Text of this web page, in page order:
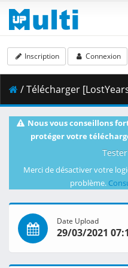
Inscription Connexion
/ Télécharger [LostYears] Jujutsu Kaisen - 05 (WEB 1080p x264
Nous vous conseillons
protéger votre
Merci de désactiver votre
problème.
Date Upload
29/03/2021